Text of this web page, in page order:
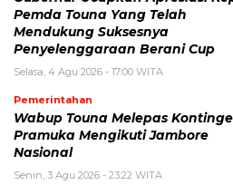
Pemda Touna Yang Telah
Mendukung Suksesnya
Penyelenggaraan Berani Cup
Selasa, 4 Agu 2026 - 17:00 WITA
Pemerintahan
Wabup Touna Melepas
Pramuka Mengikuti Jambore
Nasional
Senin, 3 Agu 2026 - 23:22 WITA